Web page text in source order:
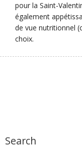
pour la Saint-
également
de vue nutritionnel
choix.
Search